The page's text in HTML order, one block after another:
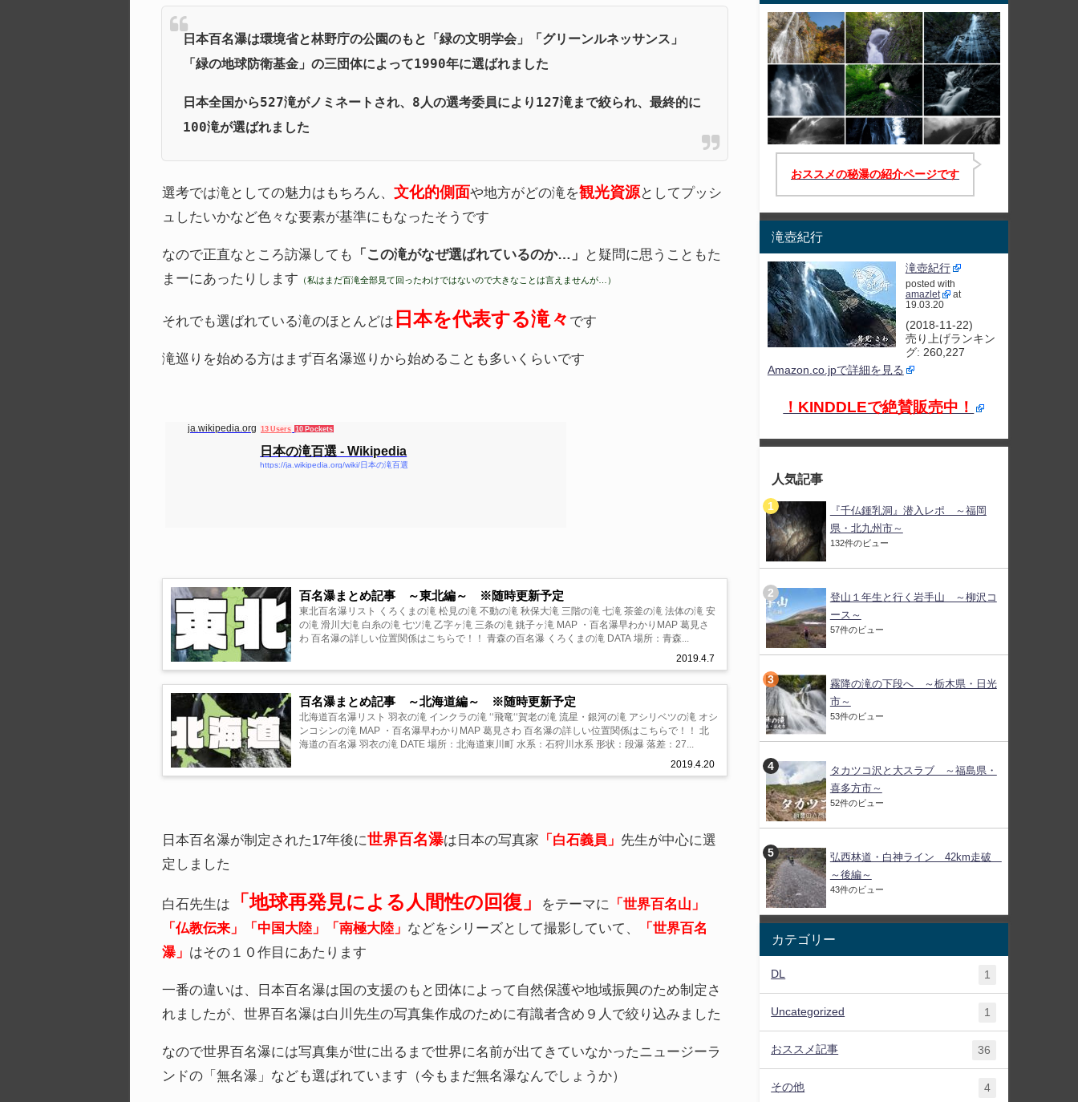
日本百名瀑は環境省と林野庁の公園のもと「緑の文明学会」「グリーンルネッサンス」
「緑の地球防衛基金」の三団体によって1990年に選ばれました
日本全国から527滝がノミネートされ、8人の選考委員により127滝まで絞られ、最終的に
100滝が選ばれました
選考では滝としての魅力はもちろん、文化的側面や地方がどの滝を観光資源としてプッシ
ュしたいかなど色々な要素が基準にもなったそうです
なので正直なところ訪瀑しても 「この滝がなぜ選ばれているのか…」
と疑問に思うこともた
まーにあったりします
（私はまだ百滝全部見て回ったわけではないので大きなことは言えませんが…）
それでも選ばれている滝のほとんどは 日本を代表する滝々 です
滝巡りを始める方はまず百名瀑巡りから始めることも多いくらいです
ja.wikipedia.org 13 Users 10 Pockets
日本の滝百選 - Wikipedia
https://ja.wikipedia.org/wiki/日本の滝百選
百名瀑まとめ記事 ～東北編～ ※随時更新予定
2019.4.7
東北百名瀑リスト くろくまの滝 松見の滝 不動の滝 秋保大滝 三階の滝 七滝 茶釜の滝 法体の滝 安
の滝 滑川大滝 白糸の滝 七ツ滝 乙字ヶ滝 三条の滝 銚子ヶ滝 MAP ・百名瀑早わかりMAP 葛見さ
わ 百名瀑の詳しい位置関係はこちらで！！ 青森の百名瀑 くろくまの滝 DATA 場所：青森...
百名瀑まとめ記事 ～北海道編～ ※随時更新予定
2019.4.20
北海道百名瀑リスト 羽衣の滝 インクラの滝 ‘‘飛竜‘‘賀老の滝 流星・銀河の滝 アシリベツの滝 オシ
ンコシンの滝 MAP ・百名瀑早わかりMAP 葛見さわ 百名瀑の詳しい位置関係はこちらで！！ 北
海道の百名瀑 羽衣の滝 DATE 場所：北海道東川町 水系：石狩川水系 形状：段瀑 落差：27...
日本百名瀑が制定された17年後に世界百名瀑は日本の写真家 「白石義員」 先生が中心に選
定しました
白石先生は 「地球再発見による人間性の回復」 をテーマに
「世界百名山」
「仏教伝来」「中国大陸」「南極大陸」 などをシリーズとして撮影していて、
「世界百名
瀑」 はその１０作目にあたります
一番の違いは、日本百名瀑は国の支援のもと団体によって自然保護や地域振興のため制定さ
れましたが、世界百名瀑は白川先生の写真集作成のために有識者含め９人で絞り込みました
なので世界百名瀑には写真集が世に出るまで世界に名前が出てきていなかったニュージーラ
ンドの「無名瀑」なども選ばれています（今もまだ無名瀑なんでしょうか）
おススメの秘瀑の紹介ページです
滝壺紀行
滝壺紀行
posted with
amazlet
at
19.03.20
(2018-11-22)
売り上げランキン
グ: 260,227
Amazon.co.jpで詳細を見る
！KINDDLEで絶賛販売中！
人気記事
『千仏鍾乳洞』潜入レポ ～福岡
県・北九州市～
132件のビュー
登山１年生と行く岩手山 ～柳沢コ
ース～
57件のビュー
霧降の滝の下段へ ～栃木県・日光
市～
53件のビュー
タカツコ沢と大スラブ ～福島県・
喜多方市～
52件のビュー
弘西林道・白神ライン 42km走破
～後編～
43件のビュー
カテゴリー
DL 1
Uncategorized 1
おススメ記事 36
その他 4